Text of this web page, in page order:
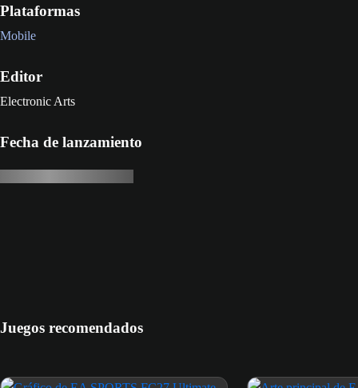
Plataformas
Mobile
Editor
Electronic Arts
Fecha de lanzamiento
Juegos recomendados